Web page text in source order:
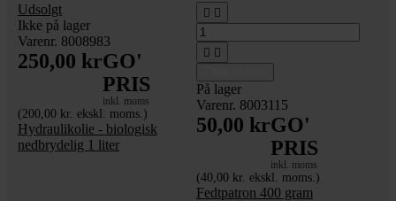
Udsolgt
Ikke på lager
Varenr. 8008983
250,00 krGO'
PRIS
inkl. moms
(200,00 kr. ekskl. moms.)
Hydraulikolie - biologisk
nedbrydelig 1 liter
 
 
På lager
Varenr. 8003115
50,00 krGO'
PRIS
inkl. moms
(40,00 kr. ekskl. moms.)
Fedtpatron 400 gram